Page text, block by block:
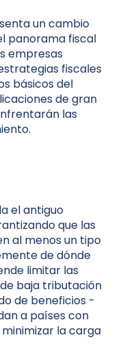
un cambio
panorama fiscal
empresas
fiscales
básicos del
de gran
las
el antiguo
que las
al menos un tipo
de dónde
limitar las
baja tributación
de beneficios -
a países con
la carga